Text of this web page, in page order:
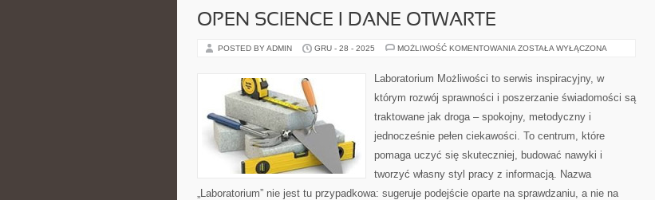
OPEN SCIENCE I DANE OTWARTE
POSTED BY ADMIN GRU - 28 - 2025 MOŻLIWOŚĆ KOMENTOWANIA OPEN
DANE
OTWARTE
ZOSTAŁA WYŁĄCZONA
Laboratorium Możliwości to serwis inspiracyjny, w
którym rozwój sprawności i poszerzanie świadomości są
traktowane jak droga – spokojny, metodyczny i
jednocześnie pełen ciekawości. To centrum, które
pomaga uczyć się skuteczniej, budować nawyki i
tworzyć własny styl pracy z informacją. Nazwa
„Laboratorium” nie jest tu przypadkowa: sugeruje podejście oparte na sprawdzaniu, a nie na